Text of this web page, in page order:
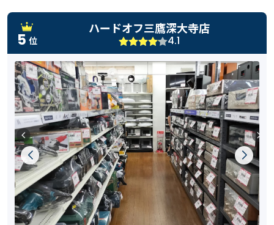
5 位
ハードオフ三鷹深大寺店
4.1